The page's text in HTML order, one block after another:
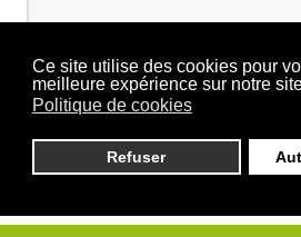
Ce site utilise des cookies pour
meilleure expérience sur notre
Politique de cookies
Refuser